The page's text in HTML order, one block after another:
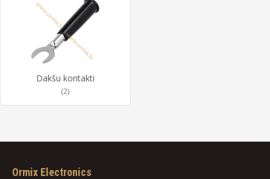
Dakšu kontakti
(2)
Ormix Electronics